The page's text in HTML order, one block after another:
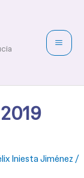
Iniesta Jiménez /